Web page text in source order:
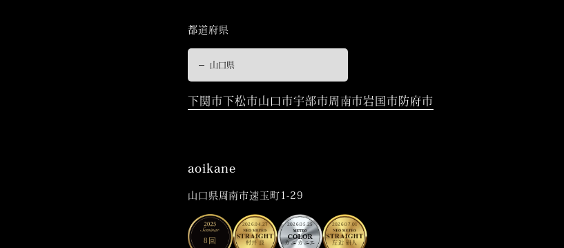
都道府県
下関市 下松市山口市宇部市周南市岩国市 防府市
aoikane
山口県周南市速玉町1-29
8回
2026.04.27
村井 良
2026.05.25
カニ カニエ
2026.07.01
左近 研人